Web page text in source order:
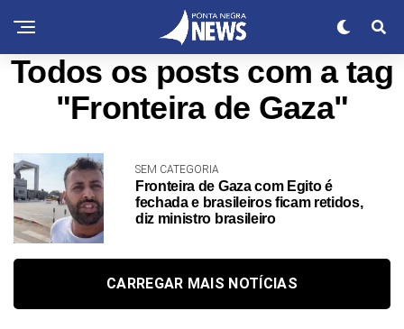
Todos os posts com a tag
"Fronteira de Gaza"
SEM CATEGORIA
Fronteira de Gaza com Egito é
fechada e brasileiros ficam retidos,
diz ministro brasileiro
CARREGAR MAIS NOTÍCIAS